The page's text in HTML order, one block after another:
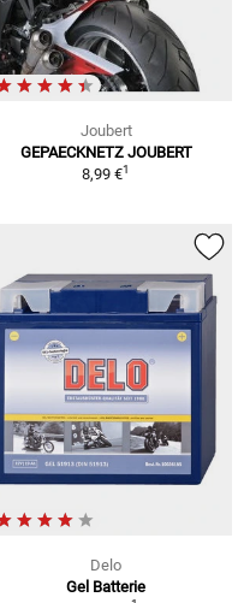
Joubert
GEPAECKNETZ JOUBERT
8,99 €1
Delo
Gel Batterie